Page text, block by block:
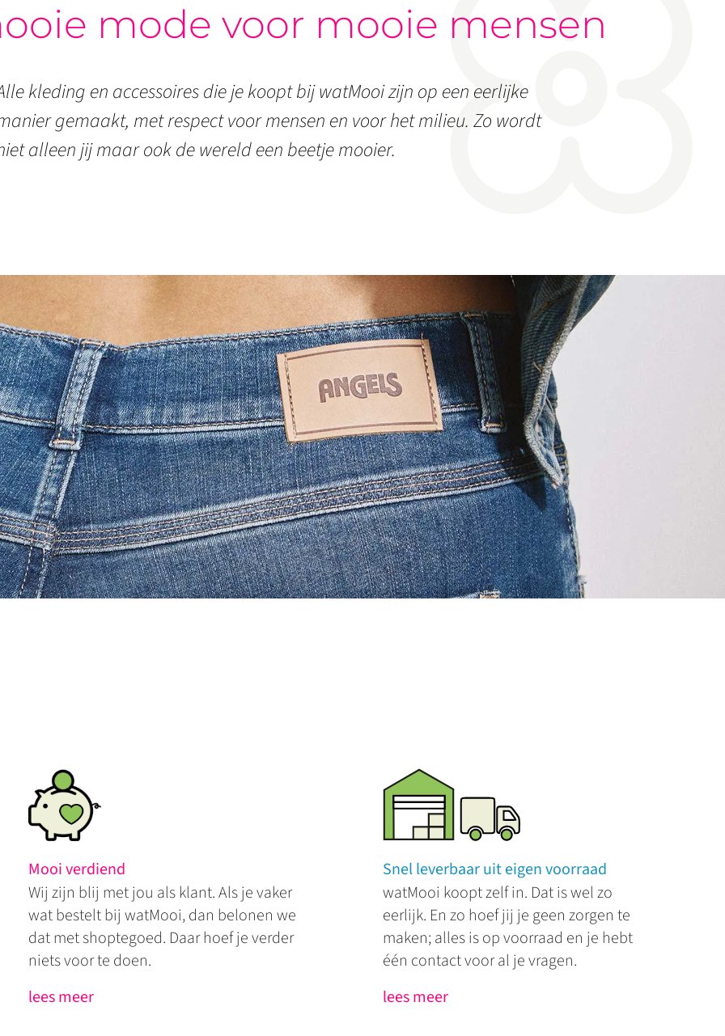
mode voor mooie mensen
kleding en accessoires die je koopt bij watMooi zijn op een eerlijke
gemaakt, met respect voor mensen en voor het milieu. Zo wordt
alleen jij maar ook de wereld een beetje mooier.
Mooi verdiend
Wij zijn blij met jou als klant. Als je vaker
wat bestelt bij watMooi, dan belonen we
dat met shoptegoed. Daar hoef je verder
niets voor te doen.
lees meer
Snel leverbaar uit eigen voorraad
watMooi koopt zelf in. Dat is wel zo
eerlijk. En zo hoef jij je geen zorgen te
maken; alles is op voorraad en je hebt
één contact voor al je vragen.
lees meer